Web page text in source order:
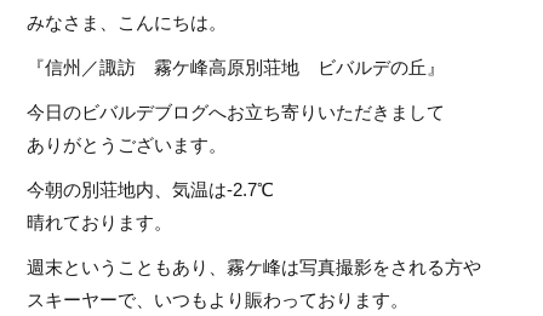
みなさま、こんにちは。
『信州／諏訪 霧ケ峰高原別荘地 ビバルデの丘』
今日のビバルデブログへお立ち寄りいただきまして
ありがとうございます。
今朝の別荘地内、気温は-2.7℃
晴れております。
週末ということもあり、霧ケ峰は写真撮影をされる方や
スキーヤーで、いつもより賑わっております。